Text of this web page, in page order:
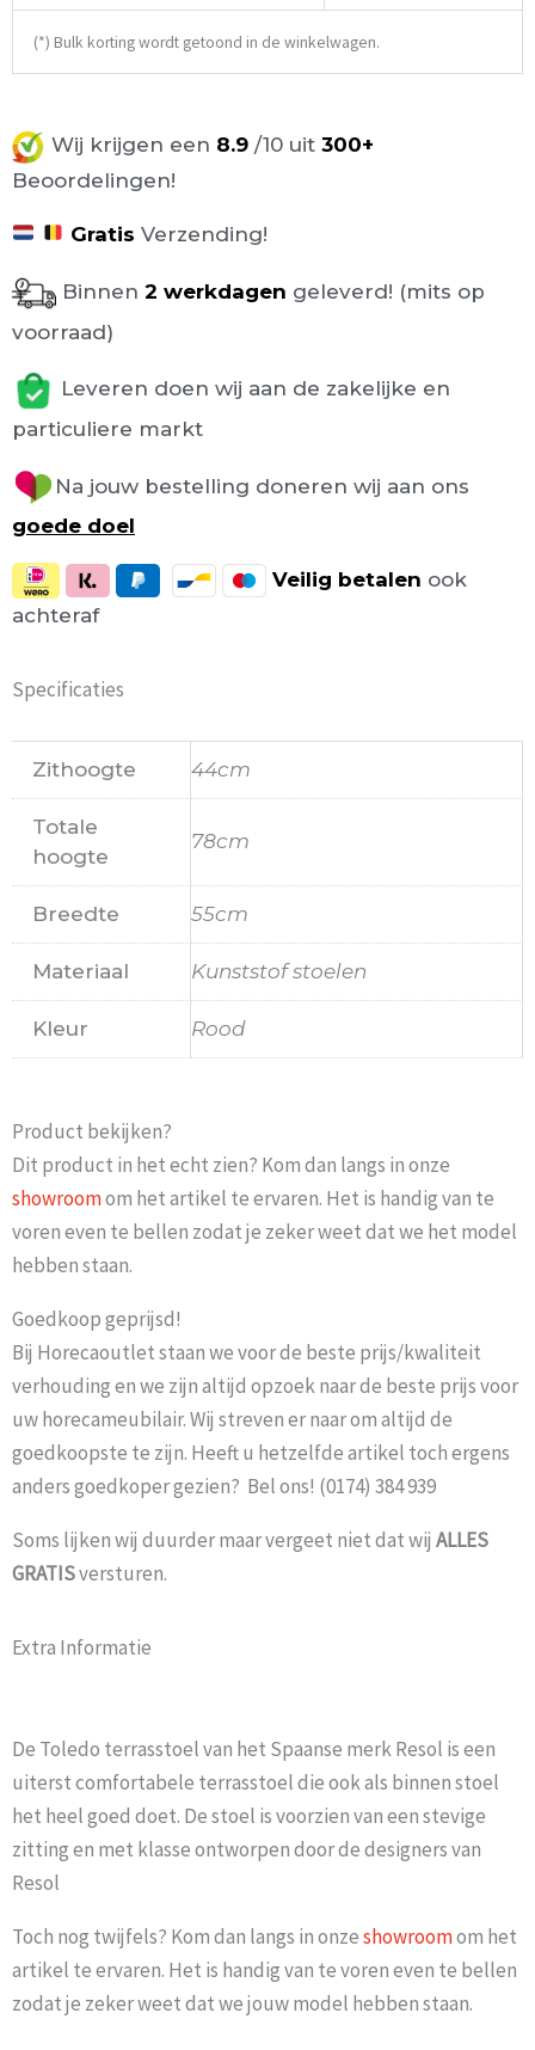
(*) Bulk korting wordt getoond in de winkelwagen.
Wij krijgen een 8.9 /10 uit 300+
Beoordelingen!
Gratis Verzending!
Binnen 2 werkdagen geleverd! (mits op
voorraad)
Leveren doen wij aan de zakelijke en
particuliere markt
Na jouw bestelling doneren wij aan ons
goede doel
Veilig betalen ook
achteraf
Specificaties
Zithoogte 44cm
Totale
hoogte
78cm
Breedte 55cm
Materiaal Kunststof stoelen
Kleur Rood
Product bekijken?
Dit product in het echt zien? Kom dan langs in onze
showroomom het artikel te ervaren. Het is handig van te
voren even te bellen zodat je zeker weet dat we het model
hebben staan.
Goedkoop geprijsd!
Bij Horecaoutlet staan we voor de beste prijs/kwaliteit
verhouding en we zijn altijd opzoek naar de beste prijs voor
uw horecameubilair. Wij streven er naar om altijd de
goedkoopste te zijn. Heeft u hetzelfde artikel toch ergens
anders goedkoper gezien? Bel ons! (0174) 384 939
Soms lijken wij duurder maar vergeet niet dat wij ALLES
GRATISversturen.
Extra Informatie
De Toledo terrasstoel van het Spaanse merk Resol is een
uiterst comfortabele terrasstoel die ook als binnen stoel
het heel goed doet. De stoel is voorzien van een stevige
zitting en met klasse ontworpen door de designers van
Resol
Toch nog twijfels? Kom dan langs in onzeshowroomom het
artikel te ervaren. Het is handig van te voren even te bellen
zodat je zeker weet dat we jouw model hebben staan.